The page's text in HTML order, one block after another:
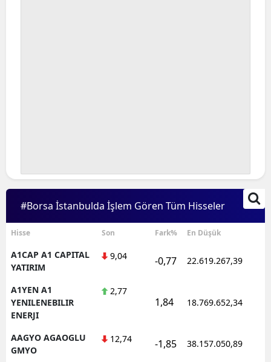
#Borsa İstanbulda İşlem Gören Tüm Hisseler
Hisse Son Fark% En Düşük
A1CAP A1 CAPITAL
YATIRIM
9,04 -0,77 22.619.267,39
A1YEN A1
YENILENEBILIR
ENERJI
2,77
1,84 18.769.652,34
AAGYO AGAOGLU
GMYO
12,74 -1,85 38.157.050,89